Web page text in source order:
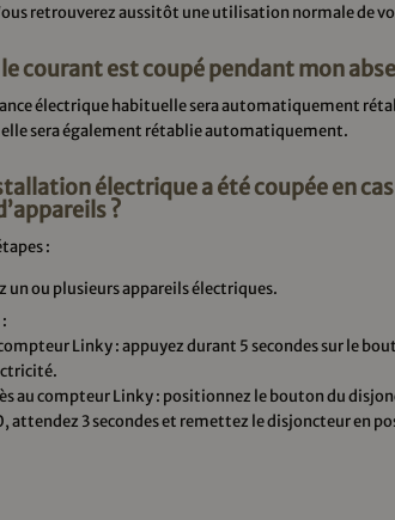
retrouverez aussitôt une utilisation normale de
courant est coupé pendant mon
électrique habituelle sera automatiquement
sera également rétablie automatiquement.
électrique a été coupée en
?
:
un ou plusieurs appareils électriques.
compteur Linky : appuyez durant 5 secondes sur le
au compteur Linky : positionnez le bouton du
attendez 3 secondes et remettez le disjoncteur en